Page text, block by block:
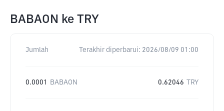
BABAON ke TRY
Jumlah Terakhir diperbarui: 2026/08/09 01:00
0.0001 BABAON 0.62046 TRY